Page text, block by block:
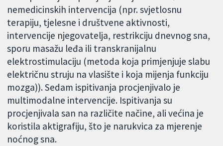
nemedicinskih intervencija (npr. svjetlosnu
terapiju, tjelesne i društvene aktivnosti,
intervencije njegovatelja, restrikciju dnevnog sna,
sporu masažu leđa ili transkranijalnu
elektrostimulaciju (metoda koja primjenjuje slabu
električnu struju na vlasište i koja mijenja funkciju
mozga)). Sedam ispitivanja procjenjivalo je
multimodalne intervencije. Ispitivanja su
procjenjivala san na različite načine, ali većina je
koristila aktigrafiju, što je narukvica za mjerenje
noćnog sna.